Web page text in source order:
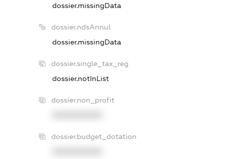
dossier.missingData
dossier.ndsAnnul
dossier.missingData
dossier.single_tax_reg
dossier.notInList
dossier.non_profit
dossier.budget_dotation